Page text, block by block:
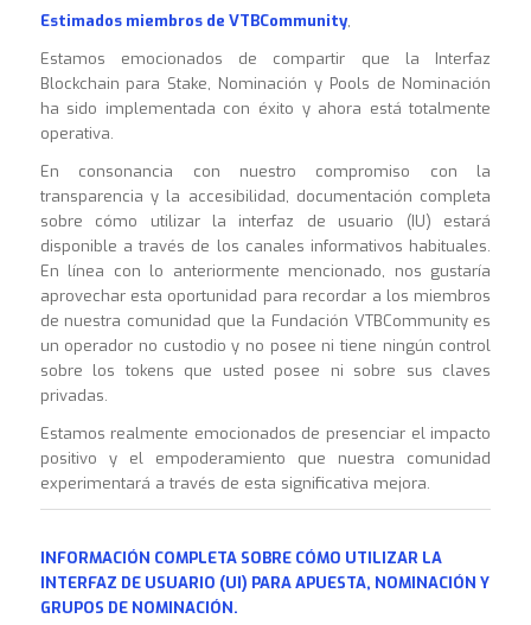
Estimados miembros de VTBCommunity,
Estamos emocionados de compartir que la Interfaz
Blockchain para Stake, Nominación y Pools de Nominación
ha sido implementada con éxito y ahora está totalmente
operativa.
En consonancia con nuestro compromiso con la
transparencia y la accesibilidad, documentación completa
sobre cómo utilizar la interfaz de usuario (IU) estará
disponible a través de los canales informativos habituales.
En línea con lo anteriormente mencionado, nos gustaría
aprovechar esta oportunidad para recordar a los miembros
de nuestra comunidad que la Fundación VTBCommunity es
un operador no custodio y no posee ni tiene ningún control
sobre los tokens que usted posee ni sobre sus claves
privadas.
Estamos realmente emocionados de presenciar el impacto
positivo y el empoderamiento que nuestra comunidad
experimentará a través de esta significativa mejora.
INFORMACIÓN COMPLETA SOBRE CÓMO UTILIZAR LA
INTERFAZ DE USUARIO (UI) PARA APUESTA, NOMINACIÓN Y
GRUPOS DE NOMINACIÓN.